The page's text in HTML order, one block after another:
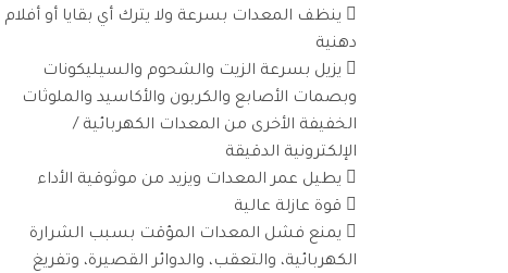
 ينظف المعدات بسرعة ولا يترك أي بقايا أو أفلام
دهنية
 يزيل بسرعة الزيت والشحوم والسيليكونات
وبصمات الأصابع والكربون والأكاسيد والملوثات
الخفيفة الأخرى من المعدات الكهربائية /
الإلكترونية الدقيقة
 يطيل عمر المعدات ويزيد من موثوقية الأداء
 قوة عازلة عالية
 يمنع فشل المعدات المؤقت بسبب الشرارة
الكهربائية، والتعقب، والدوائر القصيرة، وتفريغ